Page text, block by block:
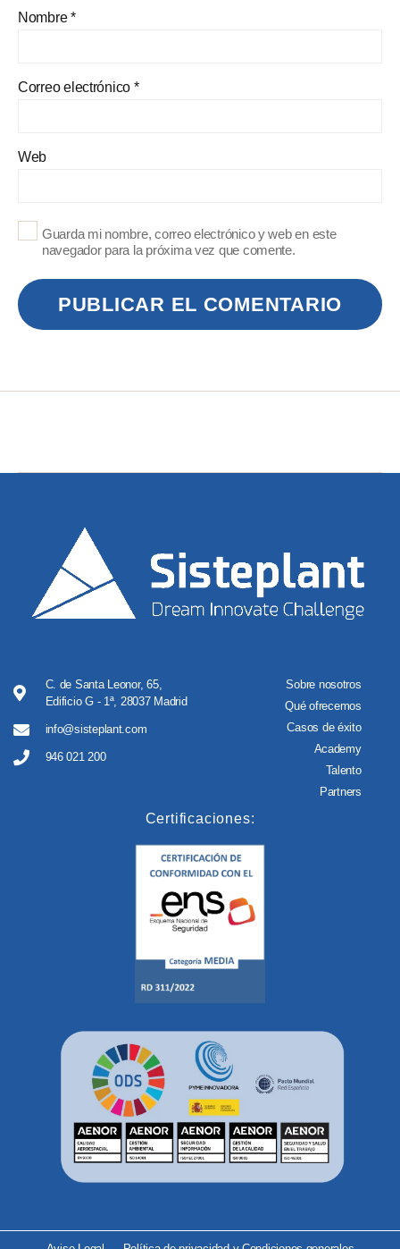
Nombre*
Correo electrónico *
Web
Guarda mi nombre, correo electrónico y web en este
navegador para la próxima vez que comente.
C. de Santa Leonor, 65,
Edificio G - 1ª, 28037 Madrid
info@sisteplant.com
946 021 200
Sobre nosotros
Qué ofrecemos
Casos de éxito
Academy
Talento
Partners
Certificaciones: